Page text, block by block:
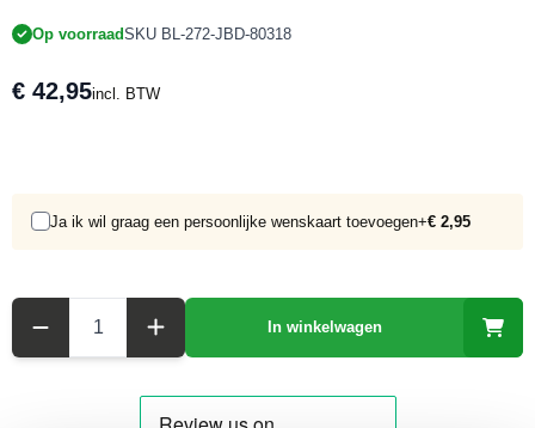
Op voorraadSKU BL-272-JBD-80318
€ 42,95incl. BTW
Ja ik wil graag een persoonlijke wenskaart toevoegen+€ 2,95
In winkelwagen